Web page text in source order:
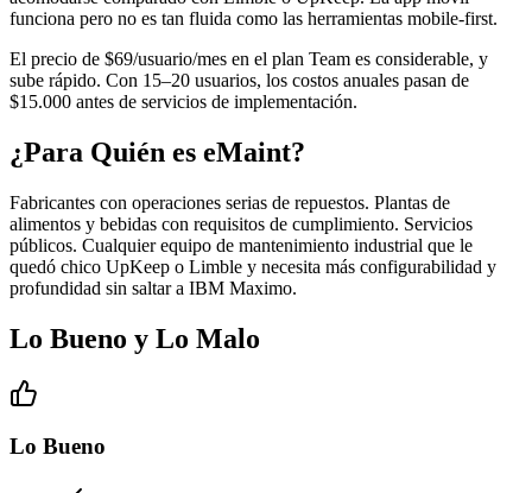
funciona pero no es tan fluida como las herramientas mobile-first.
El precio de $69/usuario/mes en el plan Team es considerable, y
sube rápido. Con 15–20 usuarios, los costos anuales pasan de
$15.000 antes de servicios de implementación.
¿Para Quién es eMaint?
Fabricantes con operaciones serias de repuestos. Plantas de
alimentos y bebidas con requisitos de cumplimiento. Servicios
públicos. Cualquier equipo de mantenimiento industrial que le
quedó chico UpKeep o Limble y necesita más configurabilidad y
profundidad sin saltar a IBM Maximo.
Lo Bueno y Lo Malo
Lo Bueno